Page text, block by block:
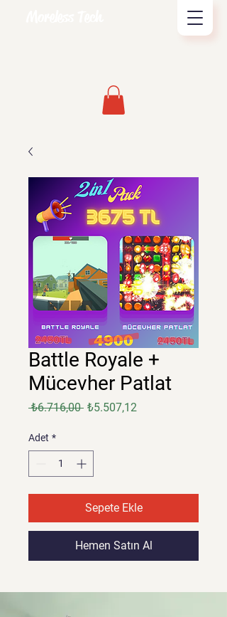
Battle Royale +
Mücevher Patlat
₺6.716,00 Normal
₺5.507,12
Adet *
Sepete Ekle
Hemen Satın Al